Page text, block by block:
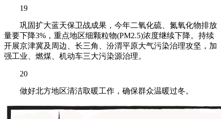
19
巩固扩大蓝天保卫战成果，今年二氧化硫、氮氧化物排放
量要下降3%，重点地区细颗粒物(PM2.5)浓度继续下降。持续
开展京津冀及周边、长三角、汾渭平原大气污染治理攻坚，加
强工业、燃煤、机动车三大污染源治理。
20
做好北方地区清洁取暖工作，确保群众温暖过冬。